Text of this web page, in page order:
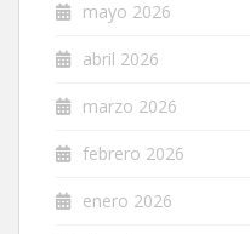
mayo 2026
abril 2026
marzo 2026
febrero 2026
enero 2026